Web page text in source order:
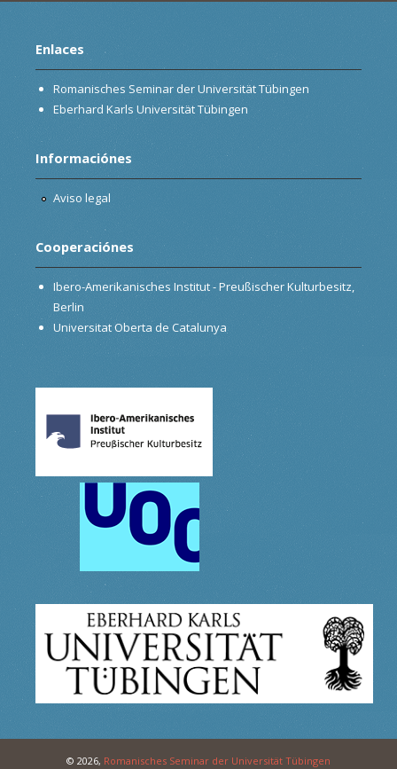
Enlaces
Romanisches Seminar der Universität Tübingen
Eberhard Karls Universität Tübingen
Informaciónes
Aviso legal
Cooperaciónes
Ibero-Amerikanisches Institut - Preußischer Kulturbesitz,
Berlin
Universitat Oberta de Catalunya
© 2026, Romanisches Seminar der Universität Tübingen